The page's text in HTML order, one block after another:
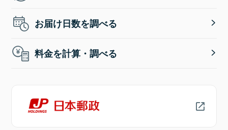
お届け日数を調べる
料金を計算・調べる